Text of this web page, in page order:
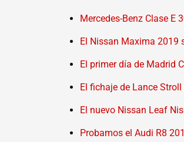
Mercedes-Benz Clase
El Nissan Maxima 2019
El primer día de Madrid
El fichaje de Lance
El nuevo Nissan Leaf
Probamos el Audi R8